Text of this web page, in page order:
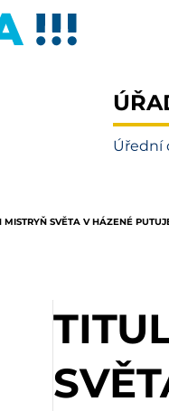
Úřední
MISTRYŇ SVĚTA V HÁZENÉ